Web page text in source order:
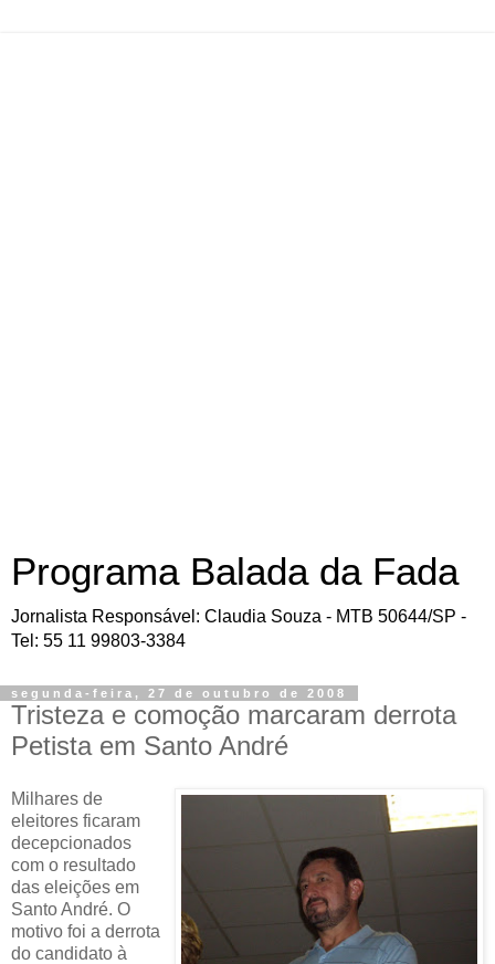
Programa Balada da Fada
Jornalista Responsável: Claudia Souza - MTB 50644/SP -
Tel: 55 11 99803-3384
segunda-feira, 27 de outubro de 2008
Tristeza e comoção marcaram derrota
Petista em Santo André
Milhares de
eleitores ficaram
decepcionados
com o resultado
das eleições em
Santo André. O
motivo foi a derrota
do candidato à